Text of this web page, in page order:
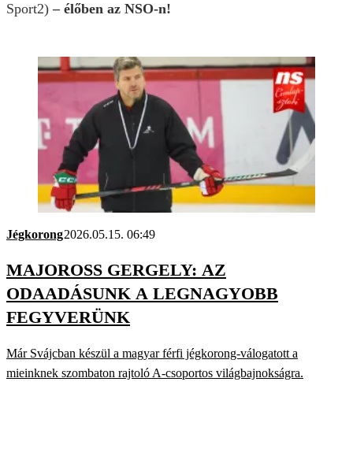
Sport2)– élőben az NSO-n!
Jégkorong2026.05.15. 06:49
MAJOROSS GERGELY: AZ
ODAADÁSUNK A LEGNAGYOBB
FEGYVERÜNK
Már Svájcban készül a magyar férfi jégkorong-válogatott a
mieinknek szombaton rajtoló A-csoportos világbajnokságra.